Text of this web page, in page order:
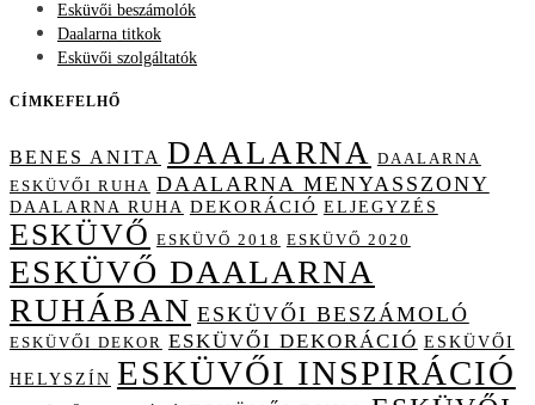
Esküvői beszámolók
Daalarna titkok
Esküvői szolgáltatók
CÍMKEFELHŐ
BENES ANITA DAALARNA DAALARNA
ESKÜVŐI RUHA DAALARNA MENYASSZONY
DAALARNA RUHA DEKORÁCIÓ ELJEGYZÉS
ESKÜVŐ ESKÜVŐ 2018 ESKÜVŐ 2020
ESKÜVŐ DAALARNA
RUHÁBAN ESKÜVŐI BESZÁMOLÓ
ESKÜVŐI DEKOR ESKÜVŐI DEKORÁCIÓ ESKÜVŐI
HELYSZÍN ESKÜVŐI INSPIRÁCIÓ